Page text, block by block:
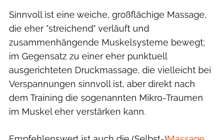
Sinnvoll ist eine weiche, großflächige Massage,
die eher "streichend" verläuft und
zusammenhängende Muskelsysteme bewegt;
im Gegensatz zu einer eher punktuell
ausgerichteten Druckmassage, die vielleicht bei
Verspannungen sinnvoll ist, aber direkt nach
dem Training die sogenannten Mikro-Traumen
im Muskel eher verstärken kann.